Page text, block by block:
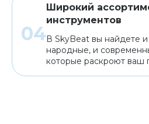
Широкий
инструментов
В SkyBeat вы найдете и
народные, и
которые раскроют ваш